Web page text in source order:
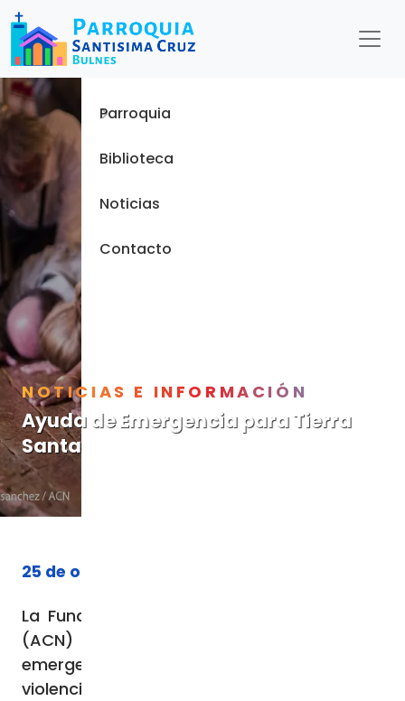
NOTICIAS E INFORMACIÓN
Ayuda de Emergencia para Tierra
Santa
25 de octubre de 2023
La Fundación Ayuda a la Iglesia que Sufre
(ACN) lanza campaña de ayuda de
emergencia para las víctimas de la
violencia en Tierra Santa.
Menu
Inicio
Parroquia
Biblioteca
Noticias
Contacto